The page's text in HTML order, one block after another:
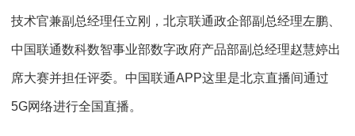
技术官兼副总经理任立刚，北京联通政企部副总经理左鹏、
中国联通数科数智事业部数字政府产品部副总经理赵慧婷出
席大赛并担任评委。中国联通APP这里是北京直播间通过
5G网络进行全国直播。